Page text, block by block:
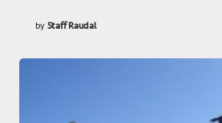
byStaff Raudal